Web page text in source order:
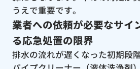
うえで重要です。
業者への依頼が必要なサイ
る応急処置の限界
排水の流れが遅くなった初期段